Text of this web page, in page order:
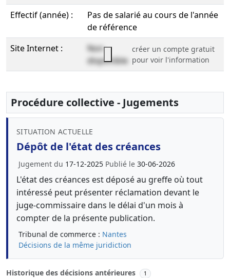
Effectif (année) :
Pas de salarié au cours de l'année
de référence
Site Internet :
Non
disponible
créer un compte gratuit
pour voir l'information
Procédure collective - Jugements
SITUATION ACTUELLE
Dépôt de l'état des créances
Jugement du 17-12-2025 Publié le 30-06-2026
L'état des créances est déposé au greffe où tout
intéressé peut présenter réclamation devant le
juge-commissaire dans le délai d'un mois à
compter de la présente publication.
Tribunal de commerce : Nantes
Décisions de la même juridiction
Historique des décisions antérieures 1